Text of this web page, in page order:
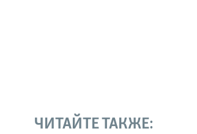
ЧИТАЙТЕ ТАКЖЕ: